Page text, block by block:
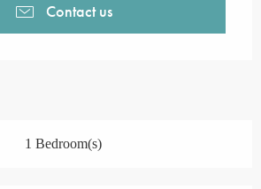
Contact us
1 Bedroom(s)